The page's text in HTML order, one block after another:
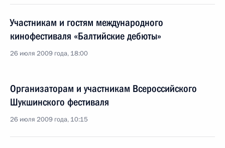
Участникам и гостям международного
кинофестиваля «Балтийские дебюты»
26 июля 2009 года, 18:00
Организаторам и участникам Всероссийского
Шукшинского фестиваля
26 июля 2009 года, 10:15